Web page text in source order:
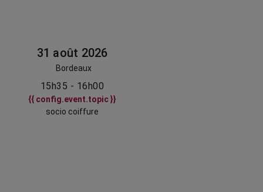
31 août 2026
Bordeaux
15h35 - 16h00
{{ config.event.topic }}
socio coiffure